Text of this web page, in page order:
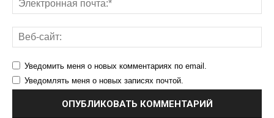
Уведомить меня о новых комментариях по email.
Уведомлять меня о новых записях почтой.